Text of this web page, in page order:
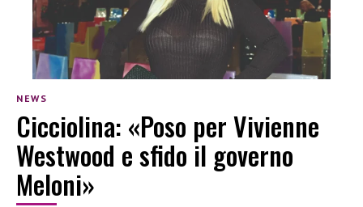
NEWS
Cicciolina: «Poso per Vivienne
Westwood e sfido il governo
Meloni»